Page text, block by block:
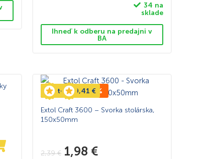
z kvalitných materiálov a vyznačuje sa
alebo profesionál.Nakupujte s
34 na
sklade
Ihneď k odberu na predajni v
BA
TOP CENA -17%
Ušetríte0,41€
Extol Craft 3600 – Svorka stolárska,
150x50mm
2,39€ 1,98 €